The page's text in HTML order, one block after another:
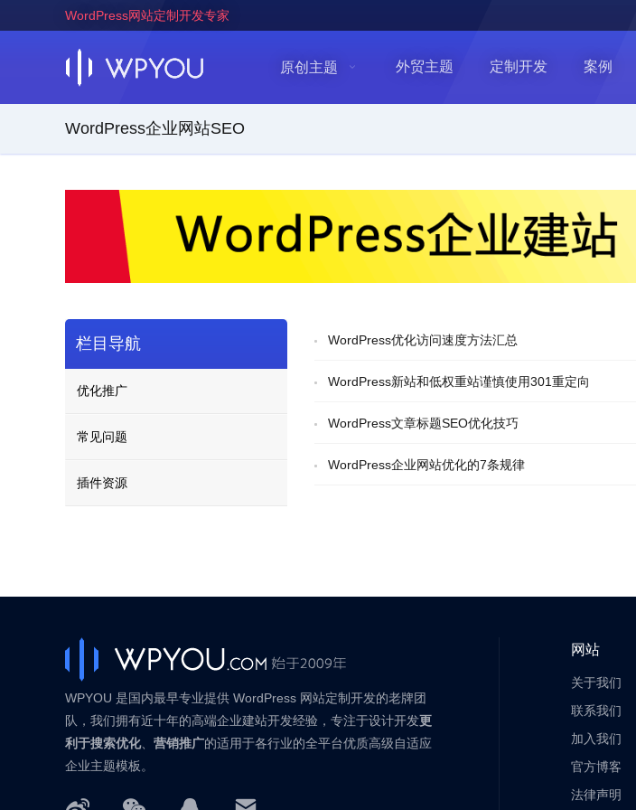
WordPress网站定制开发专家
原创主题 外贸主题 定制开发 案例
WordPress企业网站SEO
WordPress优化访问速度方法汇总
WordPress新站和低权重站谨慎使用301重定向
WordPress文章标题SEO优化技巧
WordPress企业网站优化的7条规律
栏目导航
优化推广
常见问题
插件资源
WPYOU 是国内最早专业提供 WordPress 网站定制开发的老牌团
队，我们拥有近十年的高端企业建站开发经验，专注于设计开发更
利于搜索优化、 营销推广的适用于各行业的全平台优质高级自适应
企业主题模板。
网站
关于我们
联系我们
加入我们
官方博客
法律声明